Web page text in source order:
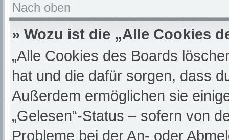
Nach oben
» Wozu ist die „Alle Cookies
„Alle Cookies des Boards
hat und die dafür sorgen, dass
Außerdem ermöglichen sie
„Gelesen“-Status – sofern von
Probleme bei der An- oder